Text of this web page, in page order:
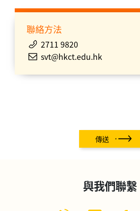
聯絡方法
2711 9820
svt@hkct.edu.hk
傳送
與我們聯繫